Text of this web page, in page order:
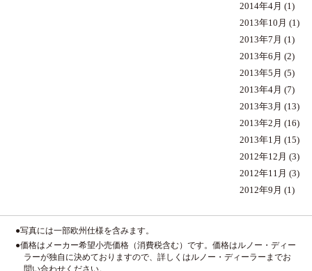
2014年4月 (1)
2013年10月 (1)
2013年7月 (1)
2013年6月 (2)
2013年5月 (5)
2013年4月 (7)
2013年3月 (13)
2013年2月 (16)
2013年1月 (15)
2012年12月 (3)
2012年11月 (3)
2012年9月 (1)
●写真には一部欧州仕様を含みます。
●価格はメーカー希望小売価格（消費税含む）です。価格はルノー・ディー
ラーが独自に決めておりますので、詳しくはルノー・ディーラーまでお
問い合わせください。